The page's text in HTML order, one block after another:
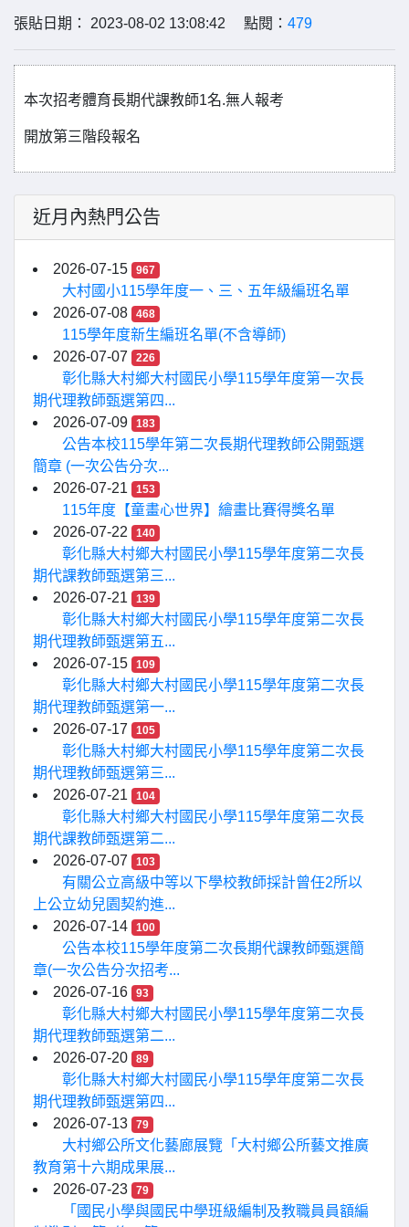
張貼日期： 2023-08-02 13:08:42 點閱： 479
本次招考體育長期代課教師1名.無人報考
開放第三階段報名
近月內熱門公告
2026-07-15 967
大村國小115學年度一、三、五年級編班名單
2026-07-08
468
115學年度新生編班名單(不含導師)
2026-07-07
226
彰化縣大村鄉大村國民小學115學年度第一次長
期代理教師甄選第四...
2026-07-09
183
公告本校115學年第二次長期代理教師公開甄選
簡章 (一次公告分次...
2026-07-21
153
115年度【童畫心世界】繪畫比賽得獎名單
2026-07-22
140
彰化縣大村鄉大村國民小學115學年度第二次長
期代課教師甄選第三...
2026-07-21
139
彰化縣大村鄉大村國民小學115學年度第二次長
期代理教師甄選第五...
2026-07-15
109
彰化縣大村鄉大村國民小學115學年度第二次長
期代理教師甄選第一...
2026-07-17
105
彰化縣大村鄉大村國民小學115學年度第二次長
期代理教師甄選第三...
2026-07-21
104
彰化縣大村鄉大村國民小學115學年度第二次長
期代課教師甄選第二...
2026-07-07
103
有關公立高級中等以下學校教師採計曾任2所以
上公立幼兒園契約進...
2026-07-14
100
公告本校115學年度第二次長期代課教師甄選簡
章(一次公告分次招考...
2026-07-16
93
彰化縣大村鄉大村國民小學115學年度第二次長
期代理教師甄選第二...
2026-07-20
89
彰化縣大村鄉大村國民小學115學年度第二次長
期代理教師甄選第四...
2026-07-13
79
大村鄉公所文化藝廊展覽「大村鄉公所藝文推廣
教育第十六期成果展...
2026-07-23
79
「國民小學與國民中學班級編制及教職員員額編